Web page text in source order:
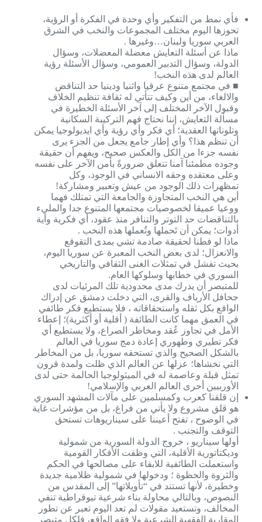
فأي نمط من التفكير وأي وحدة في الفكرة أو الرؤية،
تحوزها اليوم مختلف المجموعات والنخب في الشرق
العربي سوريا ولبنان…وغيرها .
ماذا عن أسئلة التعايش معضلة المعضلات، وسؤال
الدولة، وسؤال التدبير العمومي، وسؤال الأسئلة رؤية
العالم لدى هذه النخب!
■ في مجتمع متنوع عرقيا واثنيا ودينيا حد التناقض
والالغاء، من أين وكيف تتأتي له ثقافة تنظيم الخلاف
وقبول الآخر المختلف إلى آخر الأسئلة الخطيرة في
مسألة التعايش، إننا نحتاج فهم التركيبة السكانية
وتلوناتها العقدية؛ أي فكر وأي رؤية وأي ايديولوجيا يمكن
أن تنظم هذا؟ وأي إطار جامع يجعل من الجزء يرى
نفسه جزءا من الكل والعكس صحيح، ويفهم أن حقيقة
وجوده مطمئنا آمنا تتعلق ضرورةً بأمن الآخر على نفسه
وعلى معتقده وحقه الانساني في الوجود، وكل
تمظهرات ذلك الوجود من عيش وتعبير ومشاركة!
أين هي النخب المتجاوزة والجامعة التي تمتلك فهما
ووعيا عميقا لخصوصيات مجتمعها المتنوع جدا والمليء
بالتناقضات حد التوتر والتنافر منذ عقود، أي فكرية وأية
أدوات؛ يمكن أن تَحملها وتُعملها هذه النخب .
ماذا لو فطنا لحقيقة صادمة تشي بمدى التقوقع
والانعزال؛ لدى بعض النخب المعبرة عن سوريا اليوم،
بحيث تفشل في تمثلات الغنى الثقافي والتاريخي
السوري في خطابها وسلوكها العام.
للمتبصر أن يدرك مدى محدودية تلك المرئيات لدى
جحافل الأرياف والقرى، التي دخلت دمشق عن إدراك
الواقع بكل ثقله واستحقاقاته ، فلا يستطيع فكر طائفي
في العمق مهما كانت الطائفة ( أقلية أو أكثرية)؛ إعطاء
الأمل في تجاوز عُقد ومخاطر الصراع، ولا يستطيع أي
فكر تطيري وطهوري إعادة دمج سوريا في العالم
بالشكل الصحيح والذي تستحقه سوريا، بل من المخاطر
التي نخشاها؛ عزلها عن العالم الذي ظلت ولمدة قرون
تمثل قبلة وعاصمة له في الميثولوجيا الحالمة حتى لدى
الأوربيين أحرى العالم العربي والإسلامي!
إن قلقنا كعرب وكمسلمين على مآلات المشهد السوري
هو قلق مشروع ولا يأتي من فراغ، بل من مؤشرات غاية
في الوضوح ، تفتح أعيننا على سيناريوهات تستحق
التوقف والتجنب .
أولها سيناريو ، خروج الدولة السورية من شمولية
وديكتاتورية الأقلية، التي وظفت الأفكار القومية
واستعملت الطائفية للابقاء على مصالحها في الحكم
والثروة والحظوة ؛ ودخولها في شمولية ظلامية جديدة
وخطيرة، لأنها تستند في “تأويلاتها” إلى المقدس من
النصوص، وبالتالي محاولة بناء شرعية تيوقراطية تنفي
المخالف، وتستعيد مقولات لم تعد اليوم تعبر عن تطور
المقاربة الفقهية الشرعية ولا فقه الواقع، فلكل متبصر